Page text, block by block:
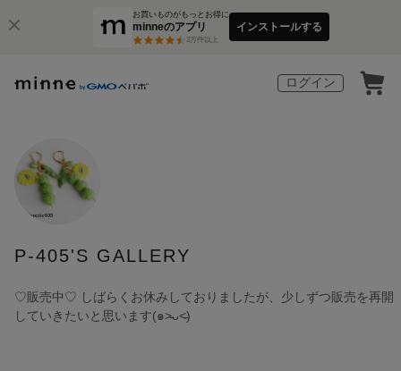
お買いものがもっとお得に
minneのアプリ
3万件以上
インストールする
ログイン
P-405'S GALLERY
♡販売中♡ しばらくお休みしておりましたが、少しずつ販売を再開
していきたいと思います(๑˃̵ᴗ˂̵)